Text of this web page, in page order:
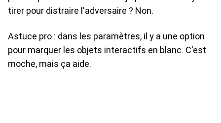
tirer pour distraire l'adversaire ? Non.
Astuce pro : dans les paramètres, il y a une option
pour marquer les objets interactifs en blanc. C'est
moche, mais ça aide.